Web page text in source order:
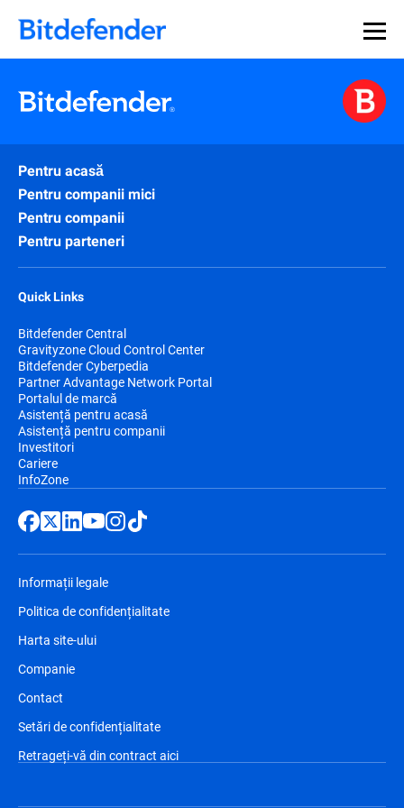
Pentru acasă
Pentru companii mici
Pentru companii
Pentru parteneri
Quick Links
Bitdefender Central
Gravityzone Cloud Control Center
Bitdefender Cyberpedia
Partner Advantage Network Portal
Portalul de marcă
Asistență pentru acasă
Asistență pentru companii
Investitori
Cariere
InfoZone
Informații legale
Politica de confidențialitate
Harta site-ului
Companie
Contact
Setări de confidențialitate
Retrageți-vă din contract aici